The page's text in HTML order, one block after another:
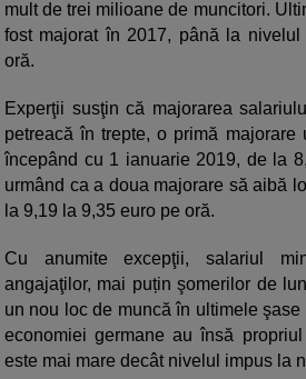
mult de trei milioane de muncitori.
fost majorat în 2017, până la
oră.
Experţii susţin că majorarea
petreacă în trepte, o primă majorare
începând cu 1 ianuarie 2019, de la
urmând ca a doua majorare să aibă
la 9,19 la 9,35 euro pe oră.
Cu anumite excepţii, salariul
angajaţilor, mai puțin şomerilor de
un nou loc de muncă în ultimele
economiei germane au însă
este mai mare decât nivelul impus la